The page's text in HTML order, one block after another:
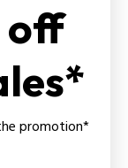
off
promotion*